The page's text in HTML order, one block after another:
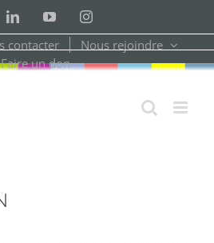
LinkedInYouTubeInstagram
contacter
Nous rejoindre
Faire un don